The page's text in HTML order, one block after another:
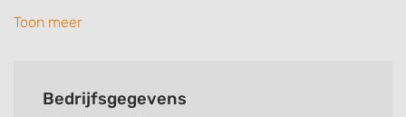
Groningen.
groenere toekomst, waarbij we van uw tuin een
Toon meer
Bedrijfsgegevens